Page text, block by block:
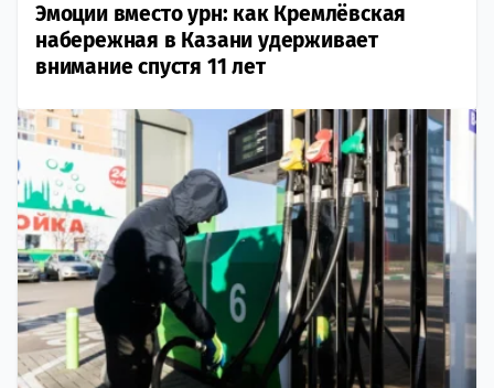
Эмоции вместо урн: как Кремлёвская
набережная в Казани удерживает
внимание спустя 11 лет